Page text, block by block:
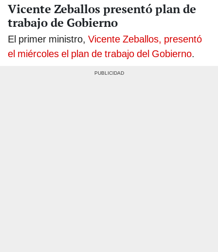
Vicente Zeballos presentó plan de
trabajo de Gobierno
El primer ministro, Vicente Zeballos, presentó
el miércoles el plan de trabajo del Gobierno.